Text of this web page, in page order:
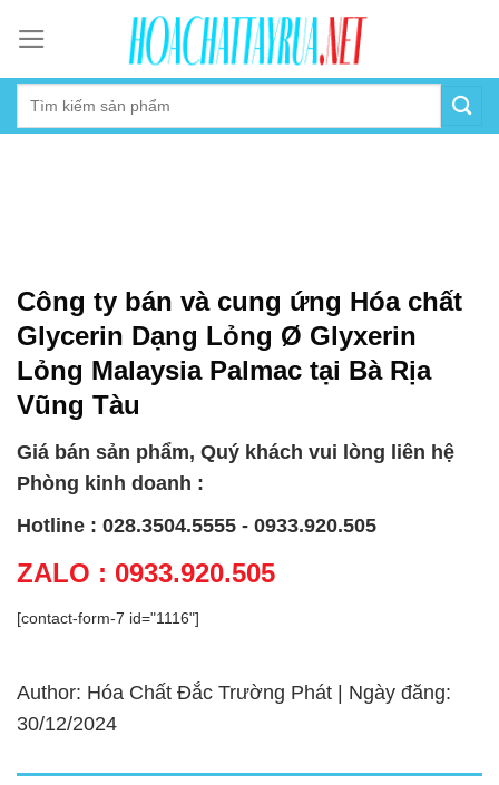
content
Công ty bán và cung ứng Hóa chất
Glycerin Dạng Lỏng Ø Glyxerin
Lỏng Malaysia Palmac tại Bà Rịa
Vũng Tàu
Giá bán sản phẩm, Quý khách vui lòng liên hệ
Phòng kinh doanh :
Hotline : 028.3504.5555 - 0933.920.505
ZALO : 0933.920.505
[contact-form-7 id="1116"]
Author: Hóa Chất Đắc Trường Phát | Ngày đăng:
30/12/2024